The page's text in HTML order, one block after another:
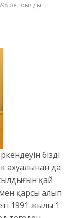
рет оқылды
біздің
ахуалынан да
жылдығын қай
қарсы алып
1991 жылы 1